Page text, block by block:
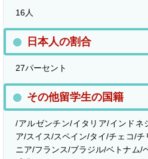
16人
日本人の割合
27パーセント
その他留学生の国籍
/アルゼンチン/イタリア/インドネ
ア/スイス/スペイン/タイ/チェコ/
ニア/フランス/ブラジル/ベトナム/